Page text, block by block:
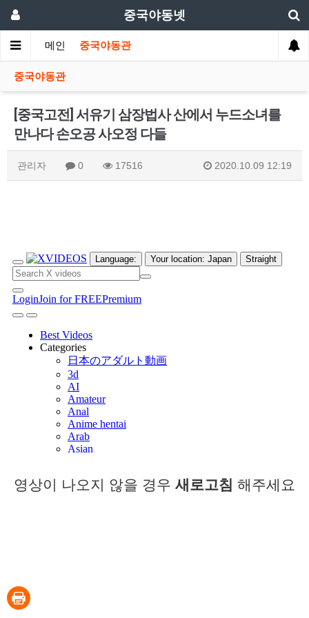
중국야동넷
메인 중국야동관
중국야동관
[중국고전] 서유기 삼장법사 산에서 누드소녀를
만나다 손오공 사오정 다들
관리자 0 17516 2020.10.09 12:19
영상이 나오지 않을 경우 새로고침 해주세요